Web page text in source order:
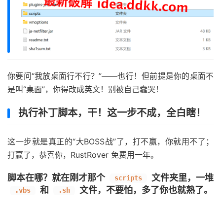
你要问“我放桌面行不行？”——也行！但前提是你的桌面不
是叫“桌面”，你得改成英文！别被自己蠢哭！
执行补丁脚本，干！这一步不成，全白瞎！
这一步就是真正的“大BOSS战”了，打不赢，你就用不了；
打赢了，恭喜你，RustRover 免费用一年。
脚本在哪？就在刚才那个 scripts 文件夹里，一堆
.vbs 和 .sh 文件，不要怕，多了你也就熟了。